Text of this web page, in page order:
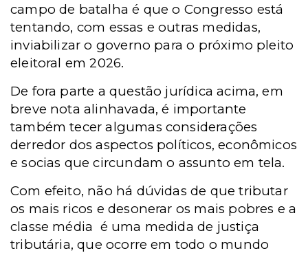
campo de batalha é que o Congresso está
tentando, com essas e outras medidas,
inviabilizar o governo para o próximo pleito
eleitoral em 2026.
De fora parte a questão jurídica acima, em
breve nota alinhavada, é importante
também tecer algumas considerações
derredor dos aspectos políticos, econômicos
e socias que circundam o assunto em tela.
Com efeito, não há dúvidas de que tributar
os mais ricos e desonerar os mais pobres e a
classe média é uma medida de justiça
tributária, que ocorre em todo o mundo